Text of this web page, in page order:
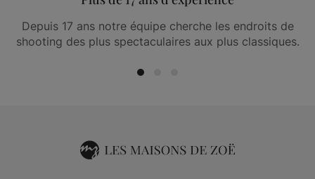
Depuis 17 ans notre équipe cherche les endroits de
shooting des plus spectaculaires aux plus classiques.